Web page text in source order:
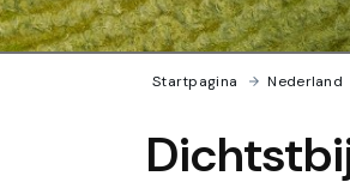
Startpagina › Nederland